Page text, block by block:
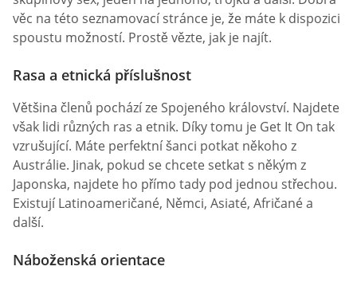
věc na této seznamovací stránce je, že máte k dispozici
spoustu možností. Prostě vězte, jak je najít.
Rasa a etnická příslušnost
Většina členů pochází ze Spojeného království. Najdete
však lidi různých ras a etnik. Díky tomu je Get It On tak
vzrušující. Máte perfektní šanci potkat někoho z
Austrálie. Jinak, pokud se chcete setkat s někým z
Japonska, najdete ho přímo tady pod jednou střechou.
Existují Latinoameričané, Němci, Asiaté, Afričané a
další.
Náboženská orientace